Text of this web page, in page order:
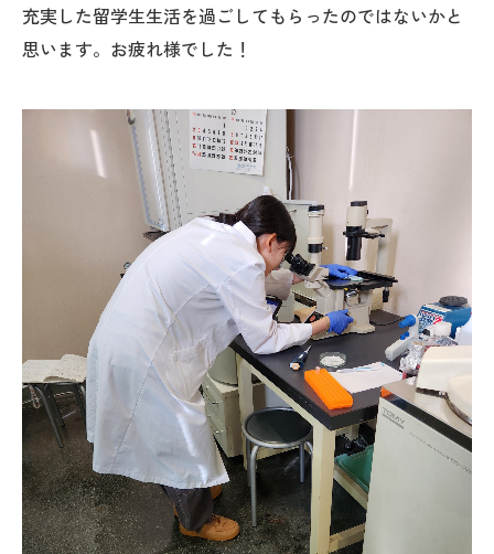
充実した留学生生活を過ごしてもらったのではないかと
思います。お疲れ様でした！